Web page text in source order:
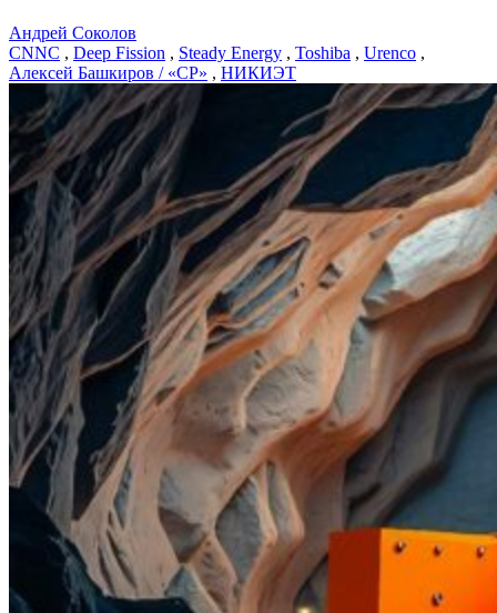
Андрей Соколов
CNNC , Deep Fission , Steady Energy , Toshiba , Urenco ,
Алексей Башкиров / «СР» , НИКИЭТ